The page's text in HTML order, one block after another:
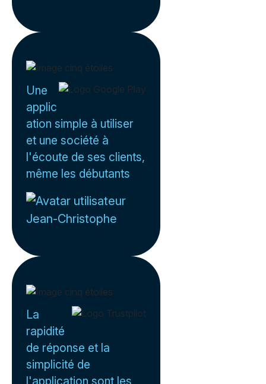
Une
applic
ation simple à utiliser
et une société à
l'écoute de ses clients,
même les débutants
Jean-Christophe
La
rapidité
de réponse et la
simplicité de
l'application sont les